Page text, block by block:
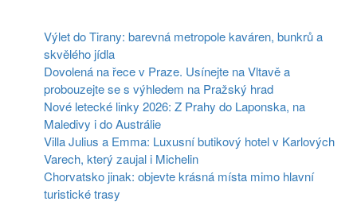
Výlet do Tirany: barevná metropole kaváren, bunkrů a
skvělého jídla
Dovolená na řece v Praze. Usínejte na Vltavě a
probouzejte se s výhledem na Pražský hrad
Nové letecké linky 2026: Z Prahy do Laponska, na
Maledivy i do Austrálie
Villa Julius a Emma: Luxusní butikový hotel v Karlových
Varech, který zaujal i Michelin
Chorvatsko jinak: objevte krásná místa mimo hlavní
turistické trasy